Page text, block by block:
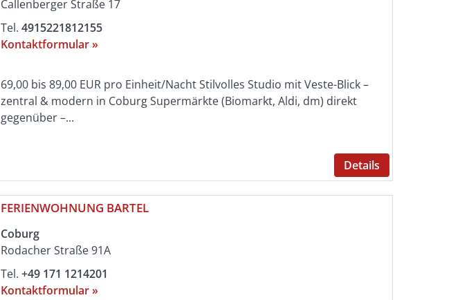
Callenberger Straße 17
Tel. 4915221812155
Kontaktformular »
69,00 bis 89,00 EUR pro Einheit/Nacht Stilvolles Studio mit Veste-Blick –
zentral & modern in Coburg Supermärkte (Biomarkt, Aldi, dm) direkt
gegenüber –...
Details
FERIENWOHNUNG BARTEL
Coburg
Rodacher Straße 91A
Tel. +49 171 1214201
Kontaktformular »